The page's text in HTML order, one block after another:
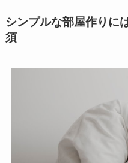
シンプルな部屋作りに
須